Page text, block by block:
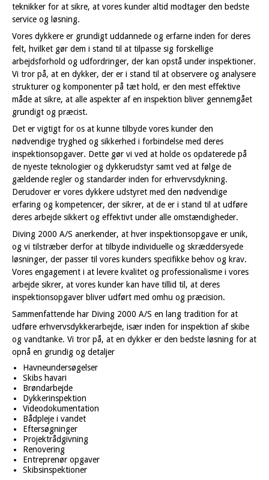
teknikker for at sikre, at vores kunder altid modtager den bedste
service og løsning.
Vores dykkere er grundigt uddannede og erfarne inden for deres
felt, hvilket gør dem i stand til at tilpasse sig forskellige
arbejdsforhold og udfordringer, der kan opstå under inspektioner.
Vi tror på, at en dykker, der er i stand til at observere og analysere
strukturer og komponenter på tæt hold, er den mest effektive
måde at sikre, at alle aspekter af en inspektion bliver gennemgået
grundigt og præcist.
Det er vigtigt for os at kunne tilbyde vores kunder den
nødvendige tryghed og sikkerhed i forbindelse med deres
inspektionsopgaver. Dette gør vi ved at holde os opdaterede på
de nyeste teknologier og dykkerudstyr samt ved at følge de
gældende regler og standarder inden for erhvervsdykning.
Derudover er vores dykkere udstyret med den nødvendige
erfaring og kompetencer, der sikrer, at de er i stand til at udføre
deres arbejde sikkert og effektivt under alle omstændigheder.
Diving 2000 A/S anerkender, at hver inspektionsopgave er unik,
og vi tilstræber derfor at tilbyde individuelle og skræddersyede
løsninger, der passer til vores kunders specifikke behov og krav.
Vores engagement i at levere kvalitet og professionalisme i vores
arbejde sikrer, at vores kunder kan have tillid til, at deres
inspektionsopgaver bliver udført med omhu og præcision.
Sammenfattende har Diving 2000 A/S en lang tradition for at
udføre erhvervsdykkerarbejde, især inden for inspektion af skibe
og vandtanke. Vi tror på, at en dykker er den bedste løsning for at
opnå en grundig og detaljer
Havneundersøgelser
Skibs havari
Brøndarbejde
Dykkerinspektion
Videodokumentation
Bådpleje i vandet
Eftersøgninger
Projektrådgivning
Renovering
Entreprenør opgaver
Skibsinspektioner